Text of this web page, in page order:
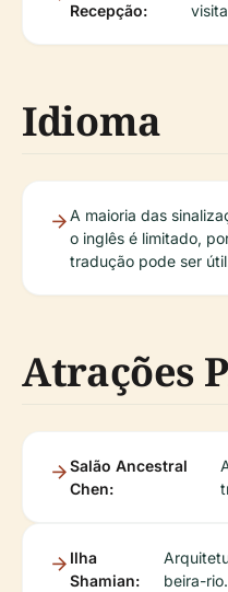
Recepção:
Idioma
A maioria das
o inglês é limitado,
tradução pode ser
Atrações
Salão Ancestral
Chen:
Ilha
Shamian:
beira-rio.